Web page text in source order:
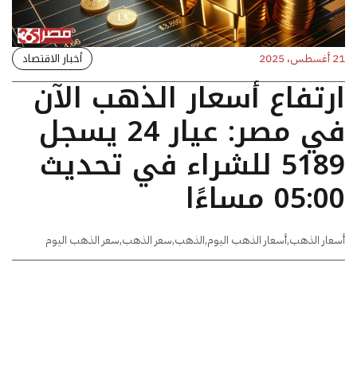
21 أغسطس، 2025 أخبار الاقتصاد
ارتفاع أسعار الذهب الآن
في مصر: عيار 24 يسجل
5189 للشراء في تحديث
05:00 مساءًا
أسعار الذهب,أسعار الذهب اليوم,الذهب,سعر الذهب,سعر الذهب اليوم